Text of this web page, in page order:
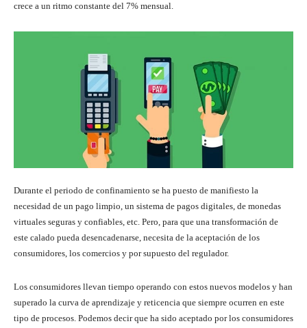
crece a un ritmo constante del 7% mensual.
Durante el periodo de confinamiento se ha puesto de manifiesto la
necesidad de un pago limpio, un sistema de pagos digitales, de monedas
virtuales seguras y confiables, etc. Pero, para que una transformación de
este calado pueda desencadenarse, necesita de la aceptación de los
consumidores, los comercios y por supuesto del regulador.
Los consumidores llevan tiempo operando con estos nuevos modelos y han
superado la curva de aprendizaje y reticencia que siempre ocurren en este
tipo de procesos. Podemos decir que ha sido aceptado por los consumidores